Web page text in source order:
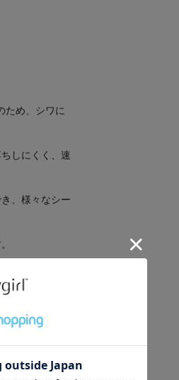
ため、シワに
しにくく、速
、様々なシー